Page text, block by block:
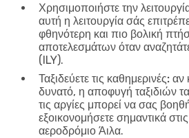
Χρησιμοποιήστε την
αυτή η λειτουργία σάς
φθηνότερη και πιο βολική
αποτελεσμάτων όταν
(ILY).
Ταξιδεύετε τις καθημερινές: αν
δυνατό, η αποφυγή ταξιδιών
τις αργίες μπορεί να σας
εξοικονομήσετε σημαντικά
αεροδρόμιο Άιλα.